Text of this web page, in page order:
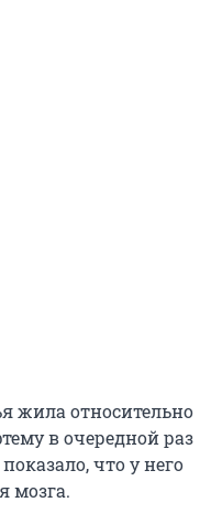
жила относительно
в очередной раз
что у него
мозга.